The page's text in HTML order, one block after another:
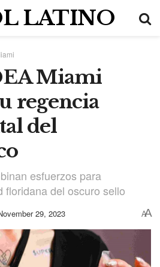
LATINO
Miami
regencia
del
esfuerzos para
floridana del oscuro sello
29, 2023 AA